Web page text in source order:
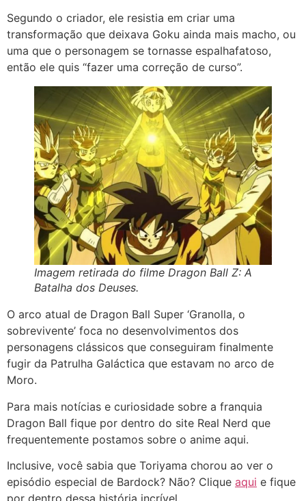
Segundo o criador, ele resistia em criar uma
transformação que deixava Goku ainda mais macho, ou
uma que o personagem se tornasse espalhafatoso,
então ele quis “fazer uma correção de curso”.
Imagem retirada do filme Dragon Ball Z: A
Batalha dos Deuses.
O arco atual de Dragon Ball Super ‘Granolla, o
sobrevivente’ foca no desenvolvimentos dos
personagens clássicos que conseguiram finalmente
fugir da Patrulha Galáctica que estavam no arco de
Moro.
Para mais notícias e curiosidade sobre a franquia
Dragon Ball fique por dentro do site Real Nerd que
frequentemente postamos sobre o anime aqui.
Inclusive, você sabia que Toriyama chorou ao ver o
episódio especial de Bardock? Não? Clique aqui e fique
por dentro dessa história incrível.